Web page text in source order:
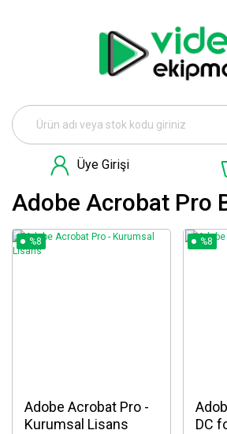
Üye Girişi
Adobe Acrobat Pro
%8
Adobe Acrobat Pro -
Kurumsal Lisans
%8
DC